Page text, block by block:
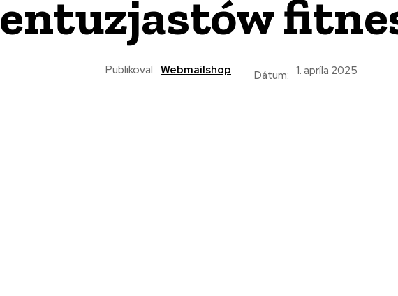
entuzjastów
Publikoval: Webmailshop Dátum: 1. apríla 2025